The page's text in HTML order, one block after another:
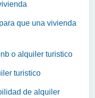
que una vivienda
o alquiler turistico
turistico
de alquiler